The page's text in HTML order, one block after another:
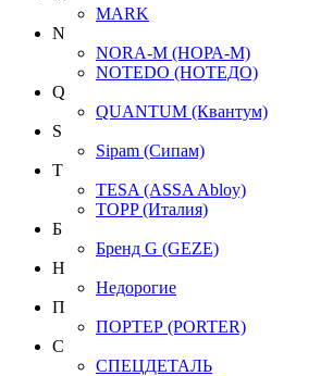
MARK
N
NORA-M (НОРА-М)
NOTEDO (НОТЕДО)
Q
QUANTUM (Квантум)
S
Sipam (Сипам)
T
TESA (ASSA Abloy)
TOPP (Италия)
Б
Бренд G (GEZE)
Н
Недорогие
П
ПОРТЕР (PORTER)
С
СПЕЦДЕТАЛЬ